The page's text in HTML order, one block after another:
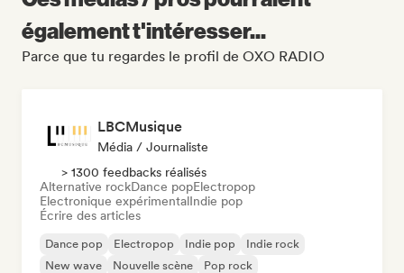
également t'intéresser...
Parce que tu regardes le profil de OXO RADIO
LBCMusique
Média / Journaliste
> 1300 feedbacks réalisés
Alternative rockDance popElectropop
Electronique expérimentalIndie pop
Écrire des articles
Dance pop Electropop Indie pop
Indie rock
New wave
Nouvelle scène
Pop rock